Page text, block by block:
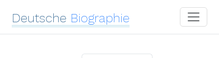
Deutsche Biographie